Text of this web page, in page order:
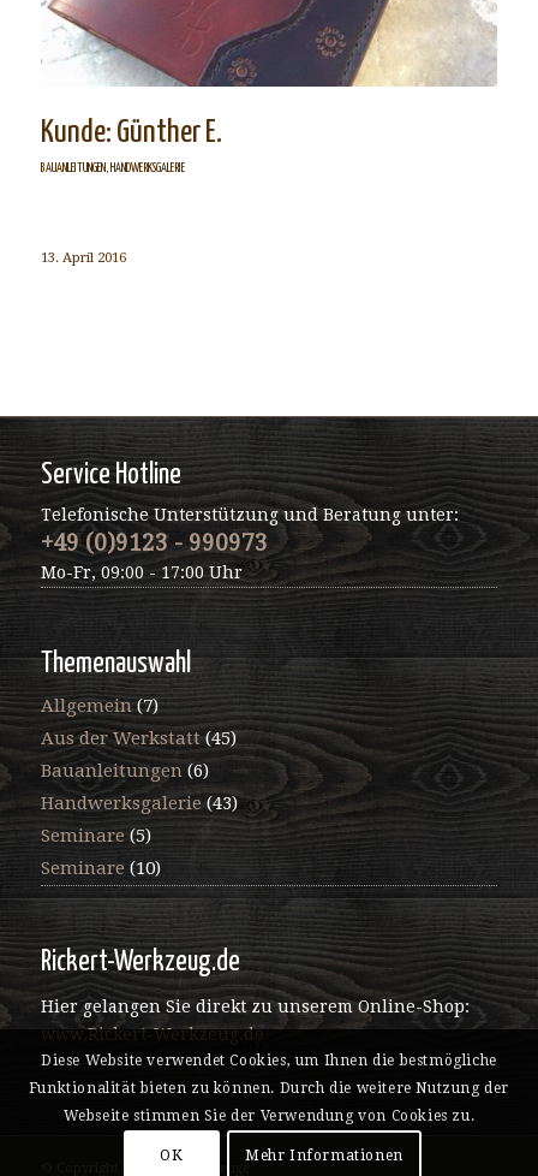
Kunde: Günther E.
BAUANLEITUNGEN , HANDWERKSGALERIE
13. April 2016
Service Hotline
Telefonische Unterstützung und Beratung unter:
+49 (0)9123 - 990973
Mo-Fr, 09:00 - 17:00 Uhr
Themenauswahl
Allgemein(7)
Aus der Werkstatt(45)
Bauanleitungen(6)
Handwerksgalerie(43)
Seminare (5)
Seminare(10)
Rickert-Werkzeug.de
Hier gelangen Sie direkt zu unserem Online-Shop:
www.Rickert-Werkzeug.de
Diese Website verwendet Cookies, um Ihnen die bestmögliche
Funktionalität bieten zu können. Durch die weitere Nutzung der
Webseite stimmen Sie der Verwendung von Cookies zu.
OK Mehr Informationen